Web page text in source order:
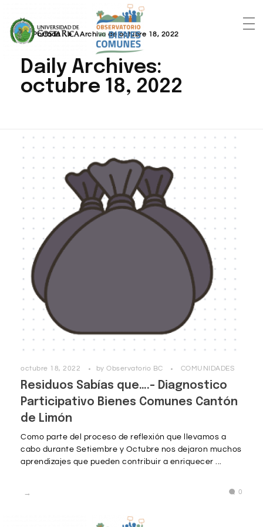
Portada » Archivo de octubre 18, 2022
Daily Archives:
octubre 18, 2022
octubre 18, 2022 by Observatorio BC COMUNIDADES
Residuos Sabías que….- Diagnostico
Participativo Bienes Comunes Cantón
de Limón
Como parte del proceso de reflexión que llevamos a
cabo durante Setiembre y Octubre nos dejaron muchos
aprendizajes que pueden contribuir a enriquecer ...
0